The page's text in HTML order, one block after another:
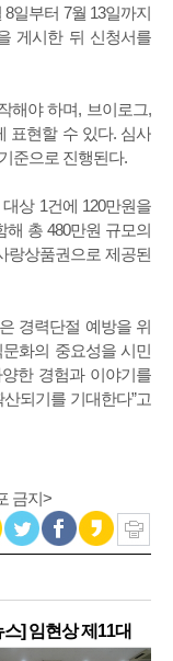
일부터 7월 13일까지
게시한 뒤 신청서를
해야 하며, 브이로그,
표현할 수 있다. 심사
준으로 진행된다.
상 1건에 120만원을
총 480만원 규모의
랑상품권으로 제공된
경력단절 예방을 위
화의 중요성을 시민
한 경험과 이야기를
되기를 기대한다”고
금지>
스] 임현상 제11대